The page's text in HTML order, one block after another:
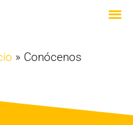
» Conócenos